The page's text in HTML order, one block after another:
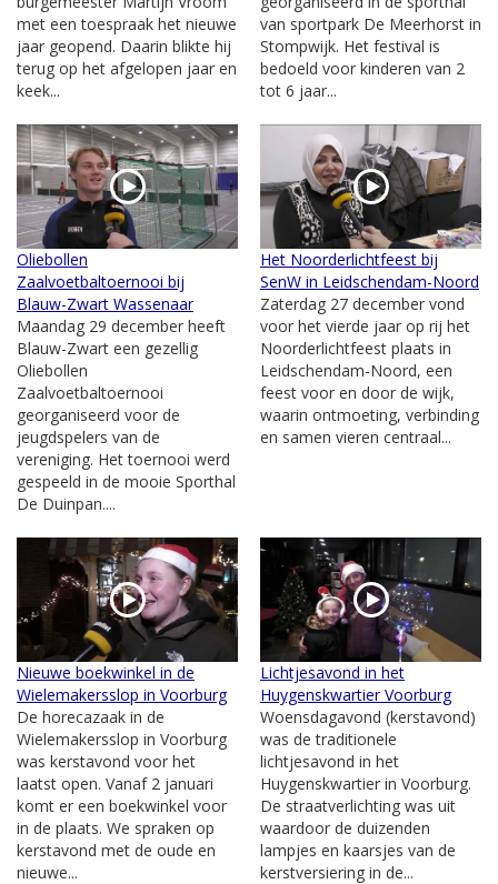
met een toespraak het nieuwe
jaar geopend. Daarin blikte hij
terug op het afgelopen jaar en
keek...
van sportpark De Meerhorst in
Stompwijk. Het festival is
bedoeld voor kinderen van 2
tot 6 jaar...
Oliebollen
Zaalvoetbaltoernooi bij
Blauw-Zwart Wassenaar
Maandag 29 december heeft
Blauw-Zwart een gezellig
Oliebollen
Zaalvoetbaltoernooi
georganiseerd voor de
jeugdspelers van de
vereniging. Het toernooi werd
gespeeld in de mooie Sporthal
De Duinpan....
Het Noorderlichtfeest bij
SenW in Leidschendam-Noord
Zaterdag 27 december vond
voor het vierde jaar op rij het
Noorderlichtfeest plaats in
Leidschendam-Noord, een
feest voor en door de wijk,
waarin ontmoeting, verbinding
en samen vieren centraal...
Nieuwe boekwinkel in de
Wielemakersslop in Voorburg
De horecazaak in de
Wielemakersslop in Voorburg
was kerstavond voor het
laatst open. Vanaf 2 januari
komt er een boekwinkel voor
in de plaats. We spraken op
kerstavond met de oude en
nieuwe...
Lichtjesavond in het
Huygenskwartier Voorburg
Woensdagavond (kerstavond)
was de traditionele
lichtjesavond in het
Huygenskwartier in Voorburg.
De straatverlichting was uit
waardoor de duizenden
lampjes en kaarsjes van de
kerstversiering in de...